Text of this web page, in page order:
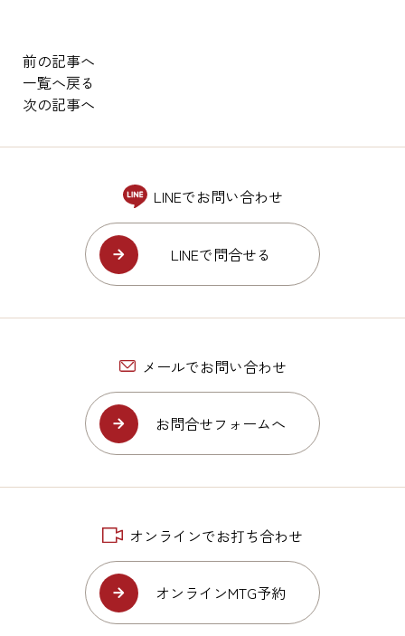
前の記事へ
一覧へ戻る
次の記事へ
LINEでお問い合わせ
LINEで問合せる
メールでお問い合わせ
お問合せフォームへ
オンラインでお打ち合わせ
オンラインMTG予約